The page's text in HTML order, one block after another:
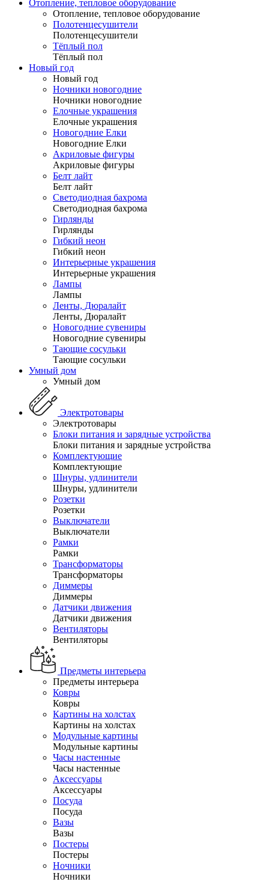
Отопление, тепловое оборудование
Отопление, тепловое оборудование
Полотенцесушители
Полотенцесушители
Тёплый пол
Тёплый пол
Новый год
Новый год
Ночники новогодние
Ночники новогодние
Елочные украшения
Елочные украшения
Новогодние Елки
Новогодние Елки
Акриловые фигуры
Акриловые фигуры
Белт лайт
Белт лайт
Светодиодная бахрома
Светодиодная бахрома
Гирлянды
Гирлянды
Гибкий неон
Гибкий неон
Интерьерные украшения
Интерьерные украшения
Лампы
Лампы
Ленты, Дюралайт
Ленты, Дюралайт
Новогодние сувениры
Новогодние сувениры
Тающие сосульки
Тающие сосульки
Умный дом
Умный дом
Электротовары
Электротовары
Блоки питания и зарядные устройства
Блоки питания и зарядные устройства
Комплектующие
Комплектующие
Шнуры, удлинители
Шнуры, удлинители
Розетки
Розетки
Выключатели
Выключатели
Рамки
Рамки
Трансформаторы
Трансформаторы
Диммеры
Диммеры
Датчики движения
Датчики движения
Вентиляторы
Вентиляторы
Предметы интерьера
Предметы интерьера
Ковры
Ковры
Картины на холстах
Картины на холстах
Модульные картины
Модульные картины
Часы настенные
Часы настенные
Аксессуары
Аксессуары
Посуда
Посуда
Вазы
Вазы
Постеры
Постеры
Ночники
Ночники